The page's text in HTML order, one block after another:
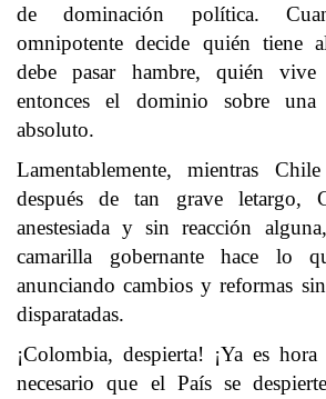
de dominación política.
omnipotente decide quién tiene
debe pasar hambre, quién
entonces el dominio sobre
absoluto.
Lamentablemente, mientras
después de tan grave letargo,
anestesiada y sin reacción
camarilla gobernante hace lo
anunciando cambios y reformas
disparatadas.
¡Colombia, despierta! ¡Ya es
necesario que el País se